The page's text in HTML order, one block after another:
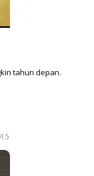
tahun depan.